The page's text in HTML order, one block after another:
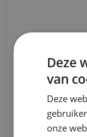
Co-pro -
In
t/m 14
Deze
van
Deze
onze